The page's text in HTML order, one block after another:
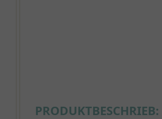
PRODUKTBESCHRIEB: